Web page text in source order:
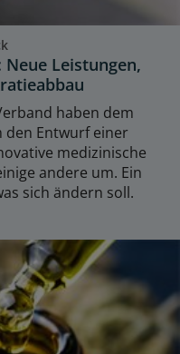
Leistungen,
haben dem
Entwurf einer
medizinische
andere um. Ein
sich ändern soll.